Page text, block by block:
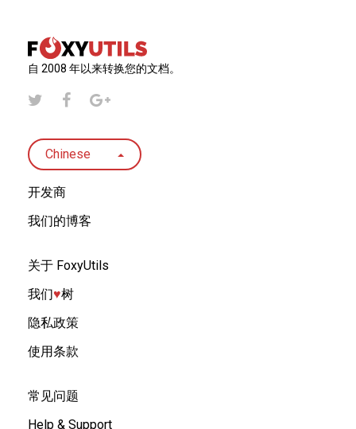
自 2008 年以来转换您的文档。
Chinese
开发商
我们的博客
关于 FoxyUtils
我们♥︎树
隐私政策
使用条款
常见问题
Help & Support